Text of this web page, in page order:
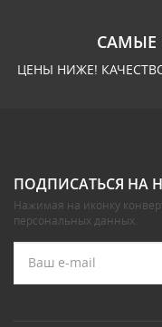
САМЫЕ
ЦЕНЫ НИЖЕ!
ПОДПИСАТЬСЯ НА
Нажимая на иконку
персональных данных.